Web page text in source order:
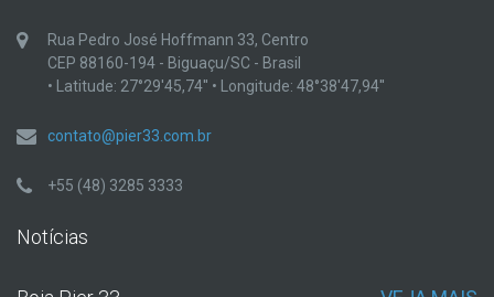
Rua Pedro José Hoffmann 33, Centro
CEP 88160-194 - Biguaçu/SC - Brasil
• Latitude: 27°29'45,74'' • Longitude: 48°38'47,94''
contato@pier33.com.br
+55 (48) 3285 3333
Notícias